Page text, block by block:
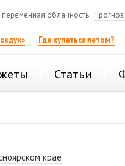
переменная облачность
Где купаться летом?
Статьи
крае